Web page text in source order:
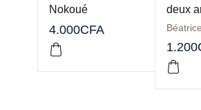
Nokoué
4.000CFA
deux
1.200